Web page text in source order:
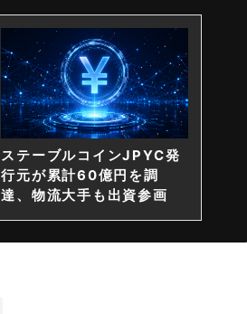
ステーブルコインJPYC発
行元が累計60億円を調
達、物流大手も出資参画